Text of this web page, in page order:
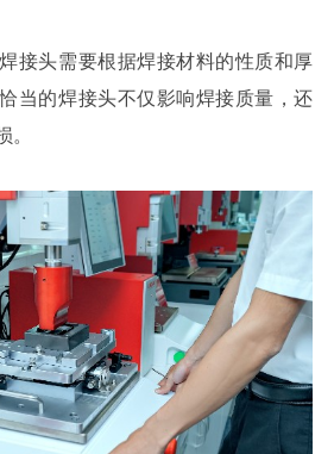
接头需要根据焊接材料的性质和厚
当的焊接头不仅影响焊接质量，还
。